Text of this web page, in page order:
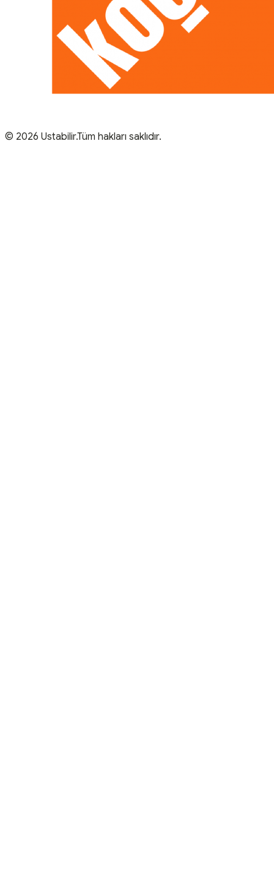
© 2026 Ustabilir.Tüm hakları saklıdır.